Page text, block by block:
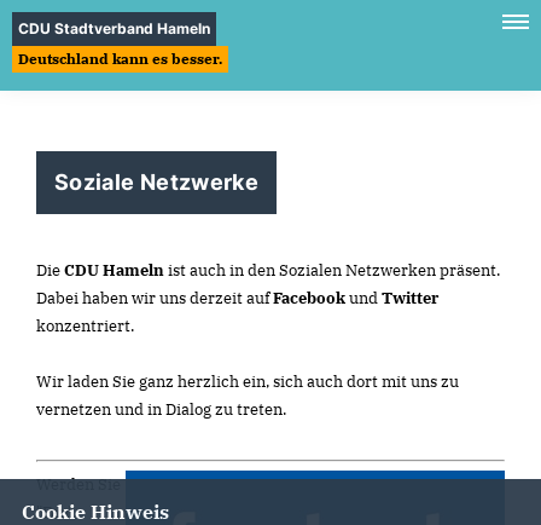
CDU Stadtverband Hameln
Deutschland kann es besser.
Soziale Netzwerke
DieCDU Hamelnist auch in den Sozialen Netzwerken präsent.
Dabei haben wir uns derzeit aufFacebookundTwitter
konzentriert.
Wir laden Sie ganz herzlich ein, sich auch dort mit uns zu
vernetzen und in Dialog zu treten.
Werden Sie
"Fan"
Cookie Hinweis